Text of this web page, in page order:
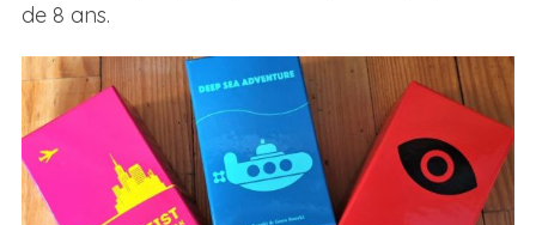
de 8 ans.